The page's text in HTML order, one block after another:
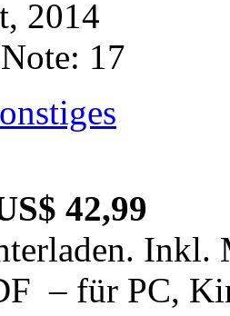
2014
17
42,99
Inkl.
– für PC,